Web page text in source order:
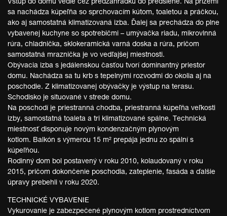
Vstup do domu vedie cez predzáhradku do predsiene. Na prízemí
sa nachádza kúpeľňa so sprchovacím kútom, toaletou a práčkou,
ako aj samostatná klimatizovaná izba. Ďalej sa prechádza do plne
vybavenej kuchyne so spotrebičmi – umývačka riadu, mikrovlnná
rúra, chladnička, sklokeramická varná doska a rúra, pričom
samostatná mraznička je vo vedľajšej miestnosti.
Obývacia izba s jedálenskou časťou tvorí dominantný priestor
domu. Nachádza sa tu krb s tepelnými rozvodmi do okolia aj na
poschodie. Z klimatizovanej obývačky je výstup na terasu.
Schodisko je situované v strede domu.
Na poschodí je priestranná chodba, priestranná kúpeľňa veľkosti
izby, samostatná toaleta a tri klimatizované spálne. Technická
miestnosť disponuje novým kondenzačným plynovým
kotlom. Balkón s výmerou 15 m² prepája jednu zo spální s
kúpeľňou.
Rodinný dom bol postavený v roku 2010, kolaudovaný v roku
2015, pričom dokončenie poschodia, zateplenie, fasáda a ďalšie
úpravy prebehli v roku 2020.
TECHNICKÉ VYBAVENIE
Vykurovanie je zabezpečené plynovým kotlom prostredníctvom